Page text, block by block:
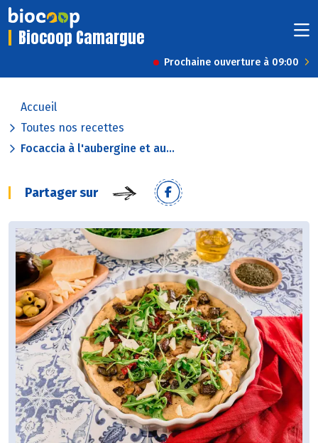
Biocoop Camargue
Prochaine ouverture à 09:00
Accueil
Toutes nos recettes
Focaccia à l'aubergine et au...
Partager sur